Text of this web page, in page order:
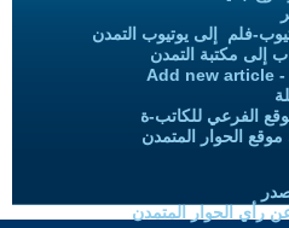
فلم إلى يوتيوب التمدن
إلى مكتبة التمدن
Add new article
الفرعي للكاتب-ة
الحوار المتمدن
رأي الحوار المتمدن